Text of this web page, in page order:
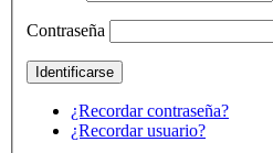
Contraseña
¿Recordar contraseña?
¿Recordar usuario?